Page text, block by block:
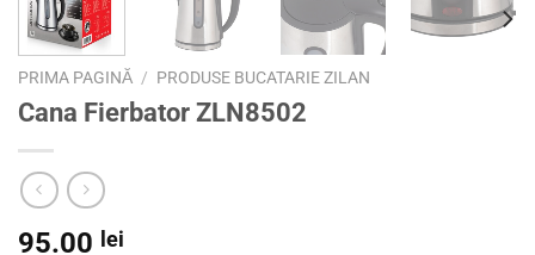
PRIMA PAGINĂ / PRODUSE BUCATARIE ZILAN
Cana Fierbator ZLN8502
95.00 lei